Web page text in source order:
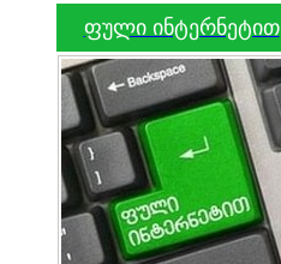
ფული ინტერნეტით